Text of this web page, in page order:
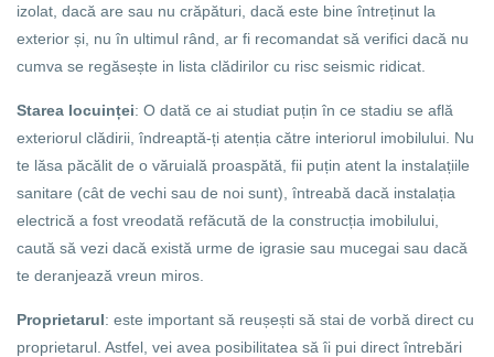
izolat, dacă are sau nu crăpături, dacă este bine întreținut la
exterior și, nu în ultimul rând, ar fi recomandat să verifici dacă nu
cumva se regăsește in lista clădirilor cu risc seismic ridicat.
Starea locuinței: O dată ce ai studiat puțin în ce stadiu se află
exteriorul clădirii, îndreaptă-ți atenția către interiorul imobilului. Nu
te lăsa păcălit de o văruială proaspătă, fii puțin atent la instalațiile
sanitare (cât de vechi sau de noi sunt), întreabă dacă instalația
electrică a fost vreodată refăcută de la construcția imobilului,
caută să vezi dacă există urme de igrasie sau mucegai sau dacă
te deranjează vreun miros.
Proprietarul: este important să reușești să stai de vorbă direct cu
proprietarul. Astfel, vei avea posibilitatea să îi pui direct întrebări